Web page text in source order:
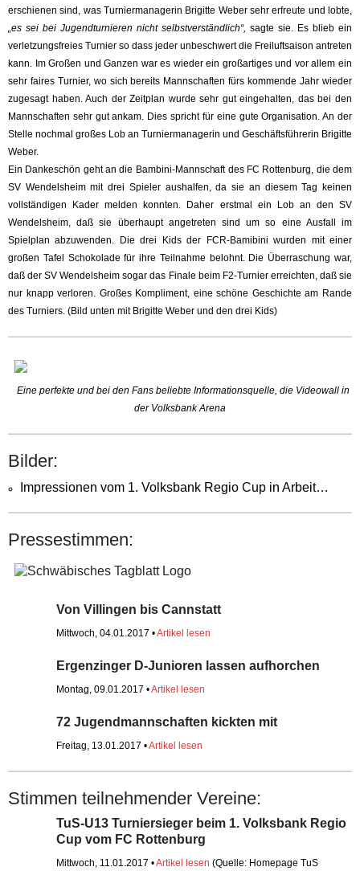
erschienen sind, was Turniermanagerin Brigitte Weber sehr erfreute und lobte,
„es sei bei Jugendturnieren nicht selbstverständlich“, sagte sie. Es blieb ein
verletzungsfreies Turnier so dass jeder unbeschwert die Freiluftsaison antreten
kann. Im Großen und Ganzen war es wieder ein großartiges und vor allem ein
sehr faires Turnier, wo sich bereits Mannschaften fürs kommende Jahr wieder
zugesagt haben. Auch der Zeitplan wurde sehr gut eingehalten, das bei den
Mannschaften sehr gut ankam. Dies spricht für eine gute Organisation. An der
Stelle nochmal großes Lob an Turniermanagerin und Geschäftsführerin Brigitte
Weber.
Ein Dankeschön geht an die Bambini-Mannschaft des FC Rottenburg, die dem
SV Wendelsheim mit drei Spieler aushalfen, da sie an diesem Tag keinen
vollständigen Kader melden konnten. Daher erstmal ein Lob an den SV
Wendelsheim, daß sie überhaupt angetreten sind um so eine Ausfall im
Spielplan abzuwenden. Die drei Kids der FCR-Bamibini wurden mit einer
großen Tafel Schokolade für ihre Teilnahme belohnt. Die Überraschung war,
daß der SV Wendelsheim sogar das Finale beim F2-Turnier erreichten, daß sie
nur knapp verloren. Großes Kompliment, eine schöne Geschichte am Rande
des Turniers. (Bild unten mit Brigitte Weber und den drei Kids)
Eine perfekte und bei den Fans beliebte Informationsquelle, die Videowall in
der Volksbank Arena
Bilder:
Impressionen vom 1. Volksbank Regio Cup in Arbeit…
Pressestimmen:
Von Villingen bis Cannstatt
Mittwoch, 04.01.2017 •Artikel lesen
Ergenzinger D-Junioren lassen aufhorchen
Montag, 09.01.2017 •Artikel lesen
72 Jugendmannschaften kickten mit
Freitag, 13.01.2017 •Artikel lesen
Stimmen teilnehmender Vereine:
TuS-U13 Turniersieger beim 1. Volksbank Regio
Cup vom FC Rottenburg
Mittwoch, 11.01.2017 •Artikel lesen (Quelle: Homepage TuS